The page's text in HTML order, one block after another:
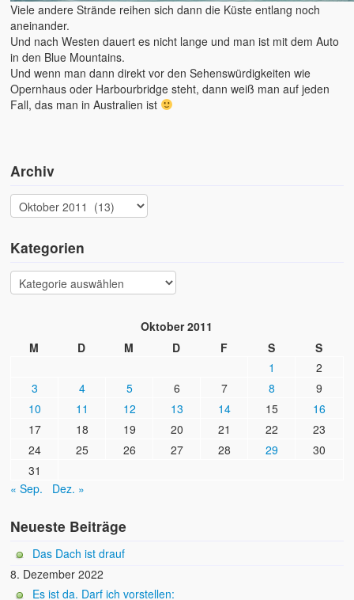
Viele andere Strände reihen sich dann die Küste entlang noch
aneinander.
Und nach Westen dauert es nicht lange und man ist mit dem Auto
in den Blue Mountains.
Und wenn man dann direkt vor den Sehenswürdigkeiten wie
Opernhaus oder Harbourbridge steht, dann weiß man auf jeden
Fall, das man in Australien ist
Archiv
Kategorien
Oktober 2011
M
D M D F S
S
1
2
3
4 5 6 7 8
9
10
11 12 13 14 15
16
17
18 19 20 21 22
23
24
25 26 27 28 29
30
31
« Sep.
Dez. »
Neueste Beiträge
Das Dach ist drauf
8. Dezember 2022
Es ist da. Darf ich vorstellen: